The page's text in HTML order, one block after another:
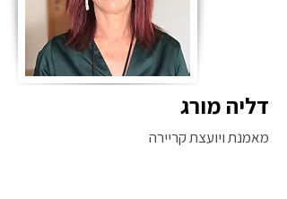
דליה מורג
מאמנת ויועצת קריירה